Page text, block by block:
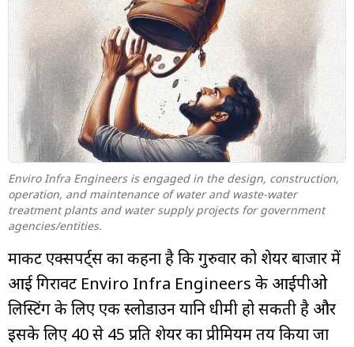
ट्रेंडिंग
बिजनेस
न्यूज
वीडियो
म्यूचुअल
फंड
Enviro Infra Engineers is engaged in the design, construction,
operation, and maintenance of water and waste-water
treatment plants and water supply projects for government
agencies/entities.
मार्केट एक्सपर्ट्स का कहना है कि गुरुवार को शेयर बाजार में
आई गिरावट Enviro Infra Engineers के आईपीओ
लिस्टिंग के लिए एक स्लोडाउन यानि धीमी हो सकती है और
इसके लिए ₹40 से ₹45 प्रति शेयर का प्रीमियम तय किया जा